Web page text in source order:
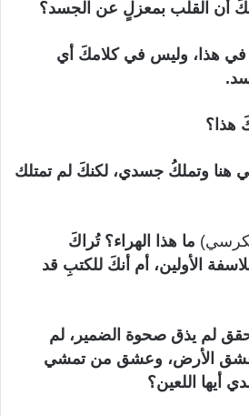
أن القلب بمعزلٍ عن الجسد؟
هذا، وليس في كلامكَ أي
هذا؟
هنا وتملكُ جسدي، لكنكَ لم تمتلك
ما هذا الهراء؟ تُراكَ
الأولين، أم أنكَ للكتبِ قد
لم يذق صحوة الضمير، لم
الأرض، وعشق من تمشي
أيها اللعين؟